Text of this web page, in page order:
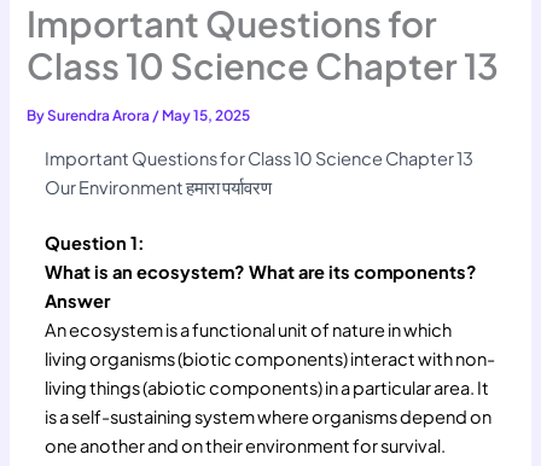
Important Questions for
Class 10 Science Chapter 13
BySurendra Arora/ May 15, 2025
Important Questions for Class 10 Science Chapter 13
Our Environment हमारा पर्यावरण
Question 1:
What is an ecosystem? What are its components?
Answer
An ecosystem is a functional unit of nature in which
living organisms (biotic components) interact with non-
living things (abiotic components) in a particular area. It
is a self-sustaining system where organisms depend on
one another and on their environment for survival.